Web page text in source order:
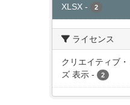
XLSX - 2
ライセンス
クリエイティブ
ズ 表示 - 2